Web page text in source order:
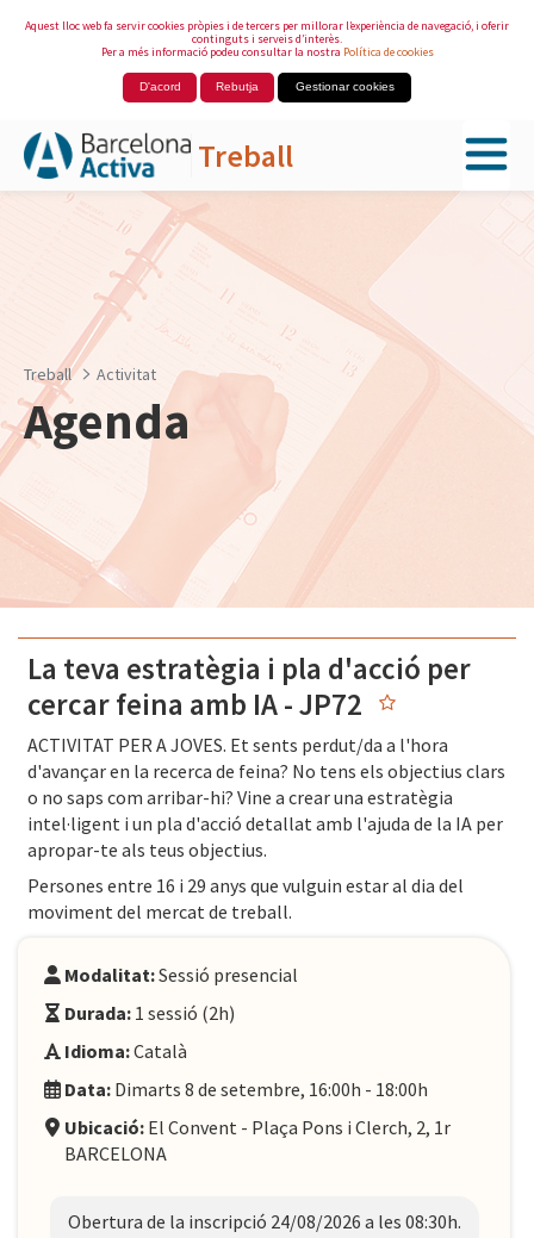
Aquest lloc web fa servir cookies pròpies i de tercers per millorar l’experiència de navegació, i oferir
continguts i serveis d’interès.
Per a més informació podeu consultar la nostra Política de cookies
D'acord Rebutja Gestionar cookies
Treball
Salta al contingut principal
Treball Activitat
Agenda
La teva estratègia i pla d'acció per
cercar feina amb IA - JP72
ACTIVITAT PER A JOVES. Et sents perdut/da a l'hora
d'avançar en la recerca de feina? No tens els objectius clars
o no saps com arribar-hi? Vine a crear una estratègia
intel·ligent i un pla d'acció detallat amb l'ajuda de la IA per
apropar-te als teus objectius.
Persones entre 16 i 29 anys que vulguin estar al dia del
moviment del mercat de treball.
Modalitat:Sessió presencial
Durada: 1 sessió (2h)
Idioma:Català
Data: Dimarts 8 de setembre, 16:00h - 18:00h
Ubicació: El Convent - Plaça Pons i Clerch, 2, 1r
BARCELONA
Obertura de la inscripció 24/08/2026 a les 08:30h.